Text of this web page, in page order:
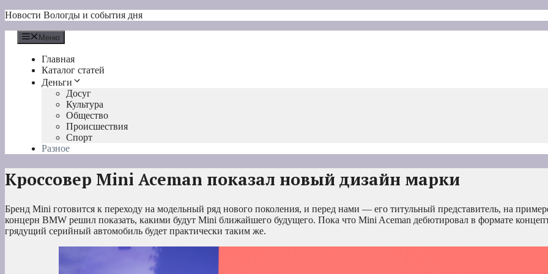
Перейти
содержимому
Новости Вологды и события дня
Меню
Главная
Каталог статей
Деньги
Досуг
Культура
Общество
Происшествия
Спорт
Разное
Кроссовер Mini Aceman показал новый дизайн марки
Бренд Mini готовится к переходу на модельный ряд нового поколения, и перед нами — его титульный представитель, на
концерн BMW решил показать, какими будут Mini ближайшего будущего. Пока что Mini Aceman дебютировал в формате
грядущий серийный автомобиль будет практически таким же.